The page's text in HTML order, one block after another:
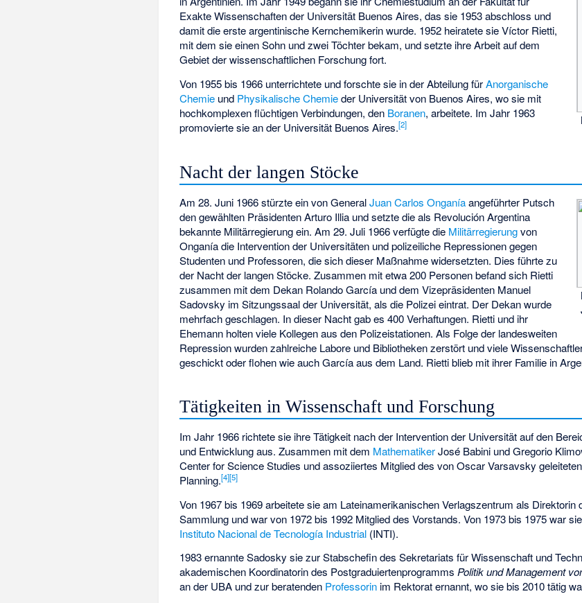
Exakte Wissenschaften der Universität Buenos Aires, das sie 1953 abschloss und
damit die erste argentinische Kernchemikerin wurde. 1952 heiratete sieVíctor Rietti,
mit dem sie einen Sohn und zwei Töchter bekam, und setzte ihre Arbeit auf dem
Gebiet der wissenschaftlichen Forschung fort.
Von 1955 bis 1966 unterrichtete und forschte sie in der Abteilung fürAnorganische
Chemie und Physikalische Chemieder Universität von Buenos Aires, wo sie mit
hochkomplexen flüchtigen Verbindungen, den Boranen, arbeitete. Im Jahr 1963
promovierte sie an der Universität Buenos Aires.[2]
Nacht der langen Stöcke
Am 28. Juni 1966 stürzte ein von GeneralJuan Carlos Onganíaangeführter Putsch
den gewählten PräsidentenArturo Illia und setzte die als Revolución Argentina
bekannte Militärregierung ein. Am 29. Juli 1966 verfügte die Militärregierungvon
Onganía die Intervention der Universitäten und polizeiliche Repressionen gegen
Studenten und Professoren, die sich dieser Maßnahme widersetzten. Dies führte zu
der Nacht der langen Stöcke. Zusammen mit etwa 200 Personen befand sich Rietti
zusammen mit dem Dekan Rolando García und dem Vizepräsidenten Manuel
Sadovsky im Sitzungssaal der Universität, als die Polizei eintrat. Der Dekan wurde
mehrfach geschlagen. In dieser Nacht gab es 400 Verhaftungen. Rietti und ihr
Ehemann holten viele Kollegen aus den Polizeistationen. Als Folge der landesweiten
Repression wurden zahlreiche Labore und Bibliotheken zerstört und viele
geschickt oder flohen wie auch García aus dem Land. Rietti blieb mit ihrer Familie in
Tätigkeiten in Wissenschaft und Forschung
Im Jahr 1966 richtete sie ihre Tätigkeit nach der Intervention der Universität auf den
und Entwicklung aus. Zusammen mit dem Mathematiker José Babini undGregorio
Center for Science Studies und assoziiertes Mitglied des vonOscar Varsavsky
Planning.[4][5]
Von 1967 bis 1969 arbeitete sie am Lateinamerikanischen Verlagszentrum als Direktorin
Sammlung und war von 1972 bis 1992 Mitglied des Vorstands. Von 1973 bis 1975 war
Instituto Nacional de Tecnología Industrial (INTI).
1983 ernannte Sadosky sie zur Stabschefin des Sekretariats für Wissenschaft und
akademischen Koordinatorin des PostgraduiertenprogrammsPolitik und Management
an der UBA und zur beratenden Professorin im Rektorat ernannt, wo sie bis 2010 tätig